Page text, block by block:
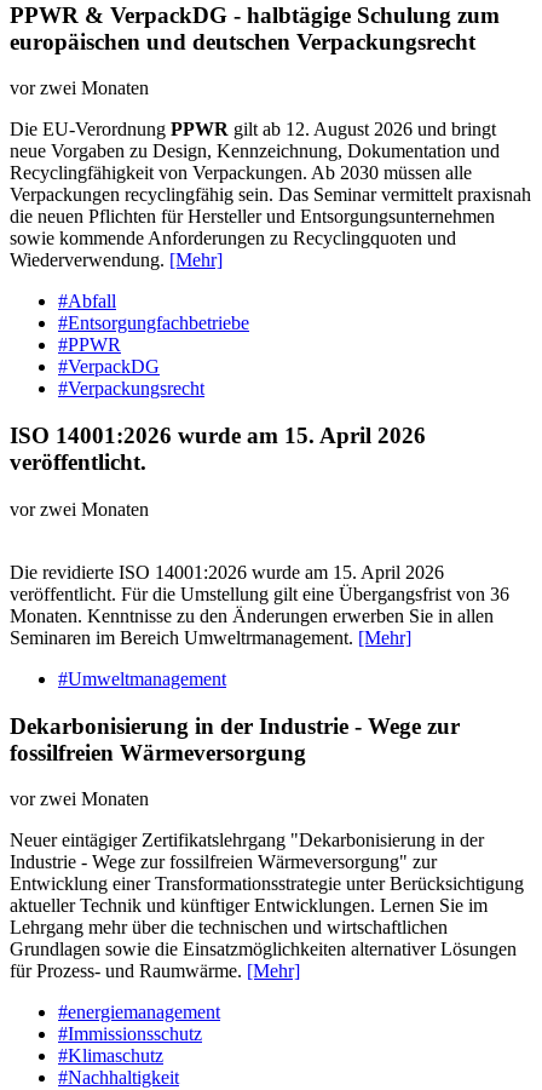
PPWR & VerpackDG - halbtägige Schulung zum
europäischen und deutschen Verpackungsrecht
vor zwei Monaten
Die EU-Verordnung PPWR gilt ab 12. August 2026 und bringt
neue Vorgaben zu Design, Kennzeichnung, Dokumentation und
Recyclingfähigkeit von Verpackungen. Ab 2030 müssen alle
Verpackungen recyclingfähig sein. Das Seminar vermittelt praxisnah
die neuen Pflichten für Hersteller und Entsorgungsunternehmen
sowie kommende Anforderungen zu Recyclingquoten und
Wiederverwendung. [Mehr]
#Abfall
#Entsorgungfachbetriebe
#PPWR
#VerpackDG
#Verpackungsrecht
ISO 14001:2026 wurde am 15. April 2026
veröffentlicht.
vor zwei Monaten
Die revidierte ISO 14001:2026 wurde am 15. April 2026
veröffentlicht. Für die Umstellung gilt eine Übergangsfrist von 36
Monaten. Kenntnisse zu den Änderungen erwerben Sie in allen
Seminaren im Bereich Umweltrmanagement. [Mehr]
#Umweltmanagement
Dekarbonisierung in der Industrie - Wege zur
fossilfreien Wärmeversorgung
vor zwei Monaten
Neuer eintägiger Zertifikatslehrgang "Dekarbonisierung in der
Industrie - Wege zur fossilfreien Wärmeversorgung" zur
Entwicklung einer Transformationsstrategie unter Berücksichtigung
aktueller Technik und künftiger Entwicklungen. Lernen Sie im
Lehrgang mehr über die technischen und wirtschaftlichen
Grundlagen sowie die Einsatzmöglichkeiten alternativer Lösungen
für Prozess- und Raumwärme. [Mehr]
#energiemanagement
#Immissionsschutz
#Klimaschutz
#Nachhaltigkeit